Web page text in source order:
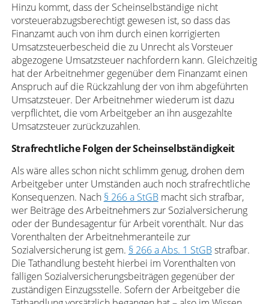
Hinzu kommt, dass der Scheinselbständige nicht
vorsteuerabzugsberechtigt gewesen ist, so dass das
Finanzamt auch von ihm durch einen korrigierten
Umsatzsteuerbescheid die zu Unrecht als Vorsteuer
abgezogene Umsatzsteuer nachfordern kann. Gleichzeitig
hat der Arbeitnehmer gegenüber dem Finanzamt einen
Anspruch auf die Rückzahlung der von ihm abgeführten
Umsatzsteuer. Der Arbeitnehmer wiederum ist dazu
verpflichtet, die vom Arbeitgeber an ihn ausgezahlte
Umsatzsteuer zurückzuzahlen.
Strafrechtliche Folgen der Scheinselbständigkeit
Als wäre alles schon nicht schlimm genug, drohen dem
Arbeitgeber unter Umständen auch noch strafrechtliche
Konsequenzen. Nach § 266 a StGBmacht sich strafbar,
wer Beiträge des Arbeitnehmers zur Sozialversicherung
oder der Bundesagentur für Arbeit vorenthält. Nur das
Vorenthalten der Arbeitnehmeranteile zur
Sozialversicherung ist gem. § 266 a Abs. 1 StGBstrafbar.
Die Tathandlung besteht hierbei im Vorenthalten von
fälligen Sozialversicherungsbeiträgen gegenüber der
zuständigen Einzugsstelle. Sofern der Arbeitgeber die